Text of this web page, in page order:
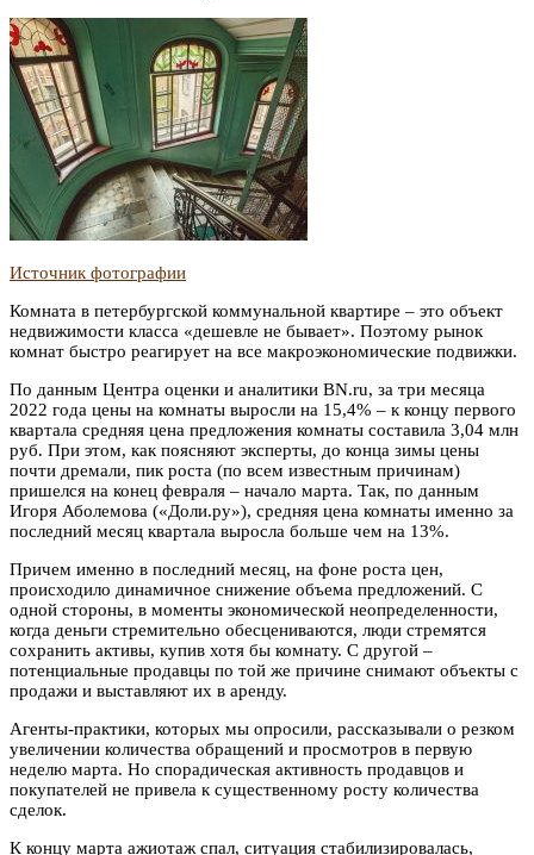
Источник фотографии
Комната в петербургской коммунальной квартире – это объект
недвижимости класса «дешевле не бывает». Поэтому рынок
комнат быстро реагирует на все макроэкономические подвижки.
По данным Центра оценки и аналитики BN.ru, за три месяца
2022 года цены на комнаты выросли на 15,4% – к концу первого
квартала средняя цена предложения комнаты составила 3,04 млн
руб. При этом, как поясняют эксперты, до конца зимы цены
почти дремали, пик роста (по всем известным причинам)
пришелся на конец февраля – начало марта. Так, по данным
Игоря Аболемова («Доли.ру»), средняя цена комнаты именно за
последний месяц квартала выросла больше чем на 13%.
Причем именно в последний месяц, на фоне роста цен,
происходило динамичное снижение объема предложений. С
одной стороны, в моменты экономической неопределенности,
когда деньги стремительно обесцениваются, люди стремятся
сохранить активы, купив хотя бы комнату. С другой –
потенциальные продавцы по той же причине снимают объекты с
продажи и выставляют их в аренду.
Агенты-практики, которых мы опросили, рассказывали о резком
увеличении количества обращений и просмотров в первую
неделю марта. Но спорадическая активность продавцов и
покупателей не привела к существенному росту количества
сделок.
К концу марта ажиотаж спал, ситуация стабилизировалась,